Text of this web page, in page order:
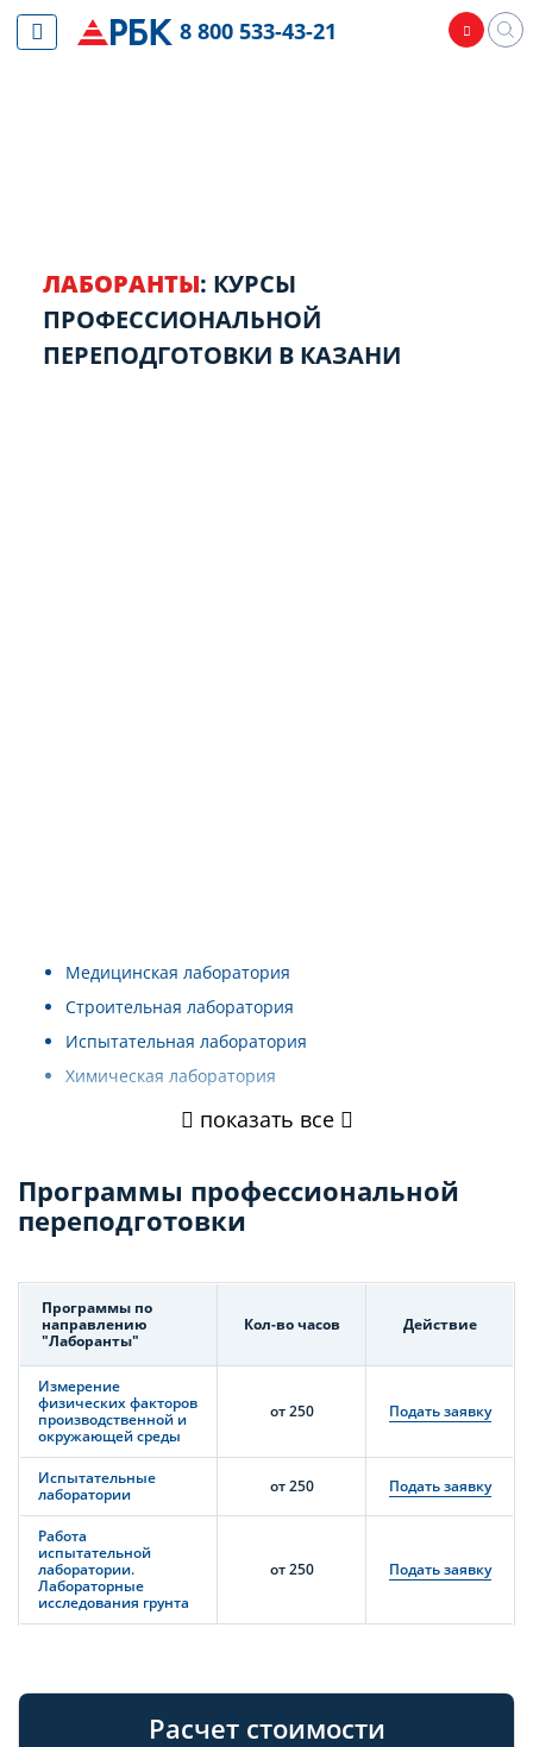
ЛАБОРАНТЫ: КУРСЫ
ПРОФЕССИОНАЛЬНОЙ
ПЕРЕПОДГОТОВКИ В КАЗАНИ
Медицинская лаборатория
Cтроительная лаборатория
Испытательная лаборатория
Химическая лаборатория
показать все
Программы профессиональной
переподготовки
Программы по
направлению
"Лаборанты"
Кол-во часов Действие
Измерение
физических факторов
производственной и
окружающей среды
от 250 Подать заявку
Испытательные
лаборатории
от 250 Подать заявку
Работа
испытательной
лаборатории.
Лабораторные
исследования грунта
от 250 Подать заявку
Расчет стоимости
8 800 533-43-21